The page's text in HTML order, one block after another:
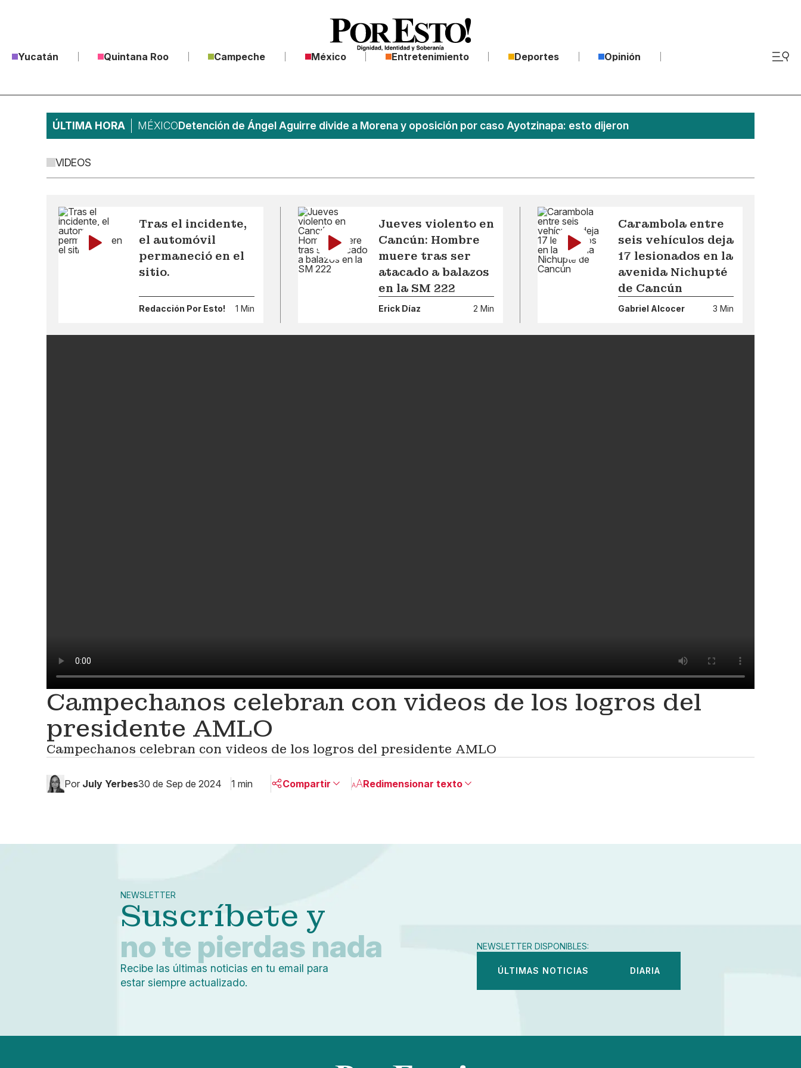
Yucatán Quintana Roo Campeche México Entretenimiento Deportes Opinión
ÚLTIMA HORA MÉXICODetención de Ángel Aguirre divide a Morena y oposición por caso Ayotzinapa: esto dijeron
VIDEOS
Tras el incidente,
el automóvil
permaneció en el
sitio.
Redacción Por Esto! 1 Min
Jueves violento en
Cancún: Hombre
muere tras ser
atacado a balazos
en la SM 222
Erick Díaz 2 Min
Carambola entre
seis vehículos deja
17 lesionados en la
avenida Nichupté
de Cancún
Gabriel Alcocer 3 Min
Campechanos celebran con videos de los logros del
presidente AMLO
Campechanos celebran con videos de los logros del presidente AMLO
Por July Yerbes30 de Sep de 2024 1 min Compartir
X
Redimensionar texto
Grande
NEWSLETTER
Suscríbete y
no te pierdas nada
Recibe las últimas noticias en tu email para
estar siempre actualizado.
NEWSLETTER DISPONIBLES:
ÚLTIMAS NOTICIAS DIARIA